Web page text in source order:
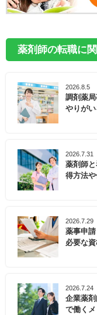
薬剤師の転職に
2026.8.5
調剤薬
やりが
2026.7.31
薬剤師
得方法
2026.7.29
薬事申
必要な
2026.7.24
企業薬
で働く